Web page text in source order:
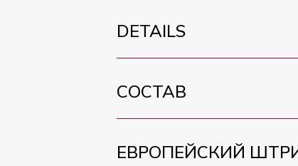
DETAILS
СОСТАВ
ЕВРОПЕЙСКИЙ